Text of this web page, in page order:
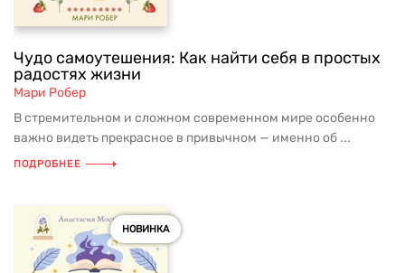
Чудо самоутешения: Как найти себя в простых
радостях жизни
Мари Робер
В стремительном и сложном современном мире особенно
важно видеть прекрасное в привычном — именно об ...
ПОДРОБНЕЕ
НОВИНКА